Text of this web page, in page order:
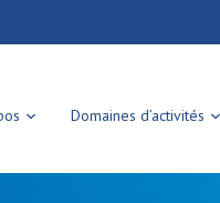
Domaines d’activités